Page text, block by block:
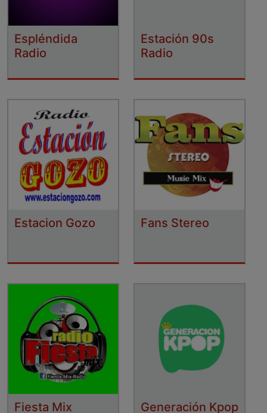
Espléndida
Radio
Estación 90s
Radio
Estacion Gozo Fans Stereo
Fiesta Mix Generación Kpop